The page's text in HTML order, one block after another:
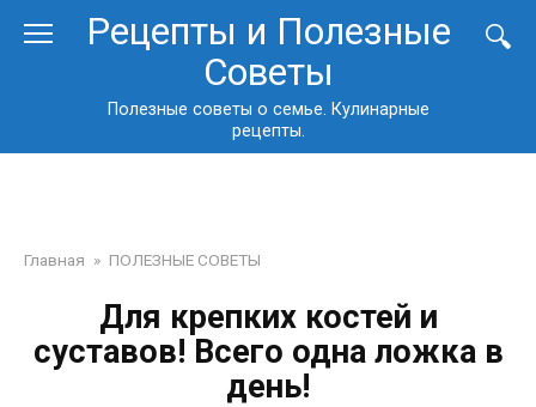
Рецепты и Полезные
Советы
Полезные советы о семье. Кулинарные
рецепты.
Главная » ПОЛЕЗНЫЕ СОВЕТЫ
Для крепких костей и
суставов! Всего одна ложка в
день!